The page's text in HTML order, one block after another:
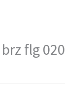
flg 020